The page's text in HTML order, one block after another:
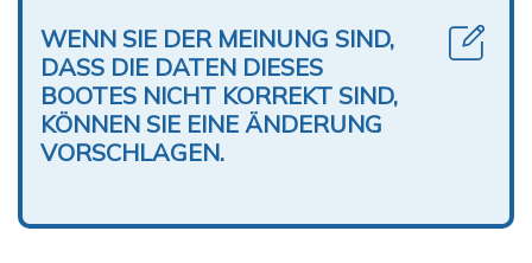
WENN SIE DER MEINUNG SIND,
DASS DIE DATEN DIESES
BOOTES NICHT KORREKT SIND,
KÖNNEN SIE EINE ÄNDERUNG
VORSCHLAGEN.